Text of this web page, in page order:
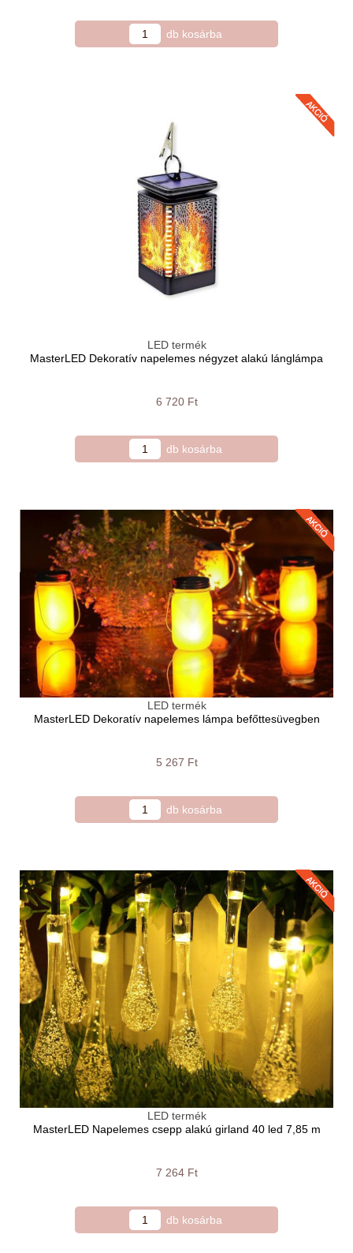
LED termék
MasterLED Dekoratív napelemes négyzet alakú lánglámpa
6 720 Ft
LED termék
MasterLED Dekoratív napelemes lámpa befőttesüvegben
5 267 Ft
LED termék
MasterLED Napelemes csepp alakú girland 40 led 7,85 m
7 264 Ft